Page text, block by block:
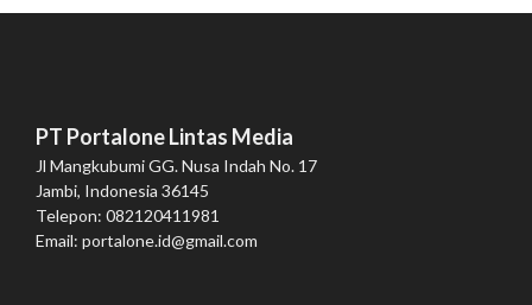
PT Portalone Lintas Media
Jl Mangkubumi GG. Nusa Indah No. 17
Jambi, Indonesia 36145
Telepon: 082120411981
Email: portalone.id@gmail.com